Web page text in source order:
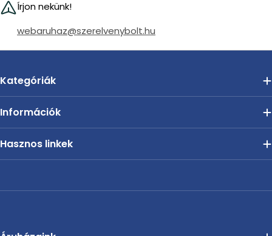
Írjon nekünk!
webaruhaz@szerelvenybolt.hu
Kategóriák
Információk
Hasznos linkek